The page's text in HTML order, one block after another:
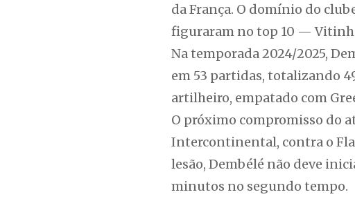
da França. O domínio do
figuraram no top 10 —
Na temporada 2024/2025,
em 53 partidas, totalizando
artilheiro, empatado com
O próximo compromisso do
Intercontinental, contra o
lesão, Dembélé não deve
minutos no segundo tempo.